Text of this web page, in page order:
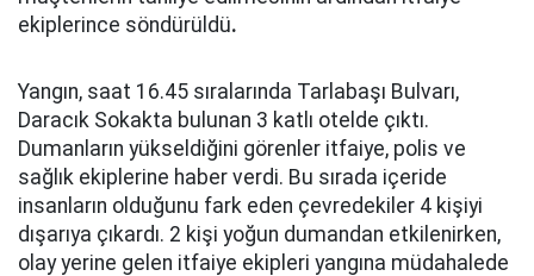
ekiplerince söndürüldü.
Yangın, saat 16.45 sıralarında Tarlabaşı Bulvarı,
Daracık Sokakta bulunan 3 katlı otelde çıktı.
Dumanların yükseldiğini görenler itfaiye, polis ve
sağlık ekiplerine haber verdi. Bu sırada içeride
insanların olduğunu fark eden çevredekiler 4 kişiyi
dışarıya çıkardı. 2 kişi yoğun dumandan etkilenirken,
olay yerine gelen itfaiye ekipleri yangına müdahalede